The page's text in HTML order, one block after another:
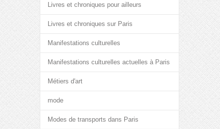
Livres et chroniques pour ailleurs
Livres et chroniques sur Paris
Manifestations culturelles
Manifestations culturelles actuelles à Paris
Métiers d'art
mode
Modes de transports dans Paris